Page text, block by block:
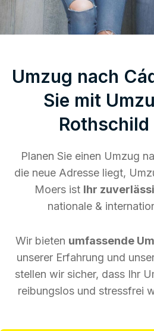
Umzug nach
Sie mit
Planen Sie einen Umzug
die neue Adresse liegt,
Moers ist Ihr
nationale &
Wir bieten umfassende
unserer Erfahrung und
stellen wir sicher, dass Ihr
reibungslos und stressfrei